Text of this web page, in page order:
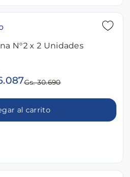
N°2 x 2 Unidades
Gs. 30.690
al carrito